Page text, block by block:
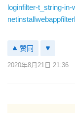
loginfilter-t_string-
赞同
2020年8月21日 21:36